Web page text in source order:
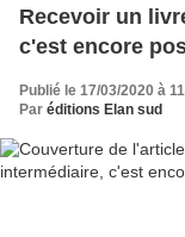
Recevoir un
c'est encore
Publié le 17/03/2020 à
Par éditions Elan sud